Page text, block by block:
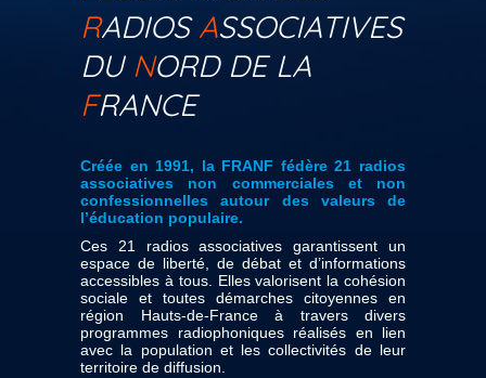
RADIOSASSOCIATIVES
DU NORD DE LA
FRANCE
Créée en 1991, la FRANF fédère 21 radios
associatives non commerciales et non
confessionnelles autour des valeurs de
l’éducation populaire.
Ces 21 radios associatives garantissent un
espace de liberté, de débat et d’informations
accessibles à tous. Elles valorisent la cohésion
sociale et toutes démarches citoyennes en
région Hauts-de-France à travers divers
programmes radiophoniques réalisés en lien
avec la population et les collectivités de leur
territoire de diffusion.